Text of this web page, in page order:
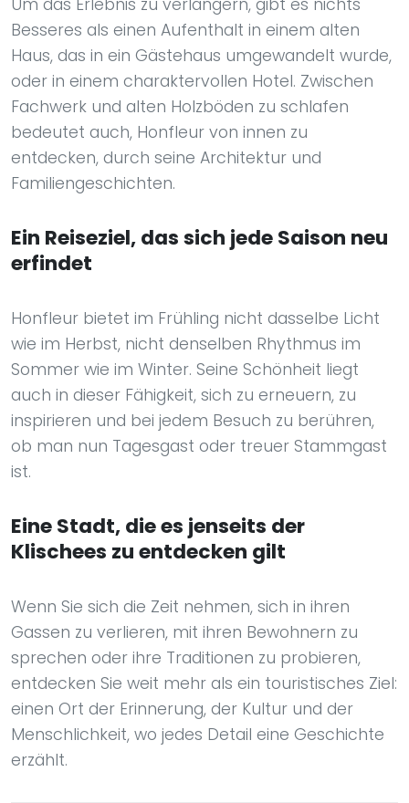
Um das Erlebnis zu verlängern, gibt es nichts
Besseres als einen Aufenthalt in einem alten
Haus, das in ein Gästehaus umgewandelt wurde,
oder in einem charaktervollen Hotel. Zwischen
Fachwerk und alten Holzböden zu schlafen
bedeutet auch, Honfleur von innen zu
entdecken, durch seine Architektur und
Familiengeschichten.
Ein Reiseziel, das sich jede Saison neu
erfindet
Honfleur bietet im Frühling nicht dasselbe Licht
wie im Herbst, nicht denselben Rhythmus im
Sommer wie im Winter. Seine Schönheit liegt
auch in dieser Fähigkeit, sich zu erneuern, zu
inspirieren und bei jedem Besuch zu berühren,
ob man nun Tagesgast oder treuer Stammgast
ist.
Eine Stadt, die es jenseits der
Klischees zu entdecken gilt
Wenn Sie sich die Zeit nehmen, sich in ihren
Gassen zu verlieren, mit ihren Bewohnern zu
sprechen oder ihre Traditionen zu probieren,
entdecken Sie weit mehr als ein touristisches Ziel:
einen Ort der Erinnerung, der Kultur und der
Menschlichkeit, wo jedes Detail eine Geschichte
erzählt.